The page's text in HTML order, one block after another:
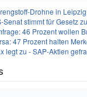
Drohne in Leipzig:
Senat stimmt für Gesetz zu
46 Prozent wollen
47 Prozent halten Merkel für
legt zu - SAP-Aktien